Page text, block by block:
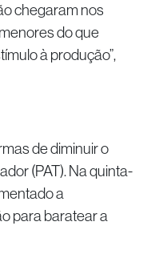
chegaram nos
do que
à produção”,
de diminuir o
(PAT). Na quinta-
a
para baratear a